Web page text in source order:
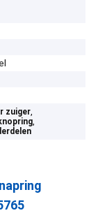
zuiger,
,